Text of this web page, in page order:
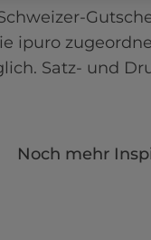
ipuro
Satz- und
Noch mehr